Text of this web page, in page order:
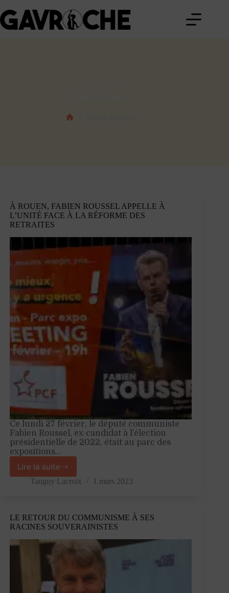
au
contenu
À ROUEN, FABIEN ROUSSEL APPELLE À
L’UNITÉ FACE À LA RÉFORME DES
RETRAITES
Ce lundi 27 février, le député communiste
Fabien Roussel, ex-candidat à l’élection
présidentielle de 2022, était au parc des
expositions…
Lire la suite
À
Rouen,
à
l’unité
face
la
réforme
des
retraites
Tanguy Lacroix 1 mars 2023
LE RETOUR DU COMMUNISME À SES
RACINES SOUVERAINISTES